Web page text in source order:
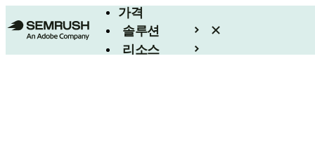
가격
솔루션
리소스